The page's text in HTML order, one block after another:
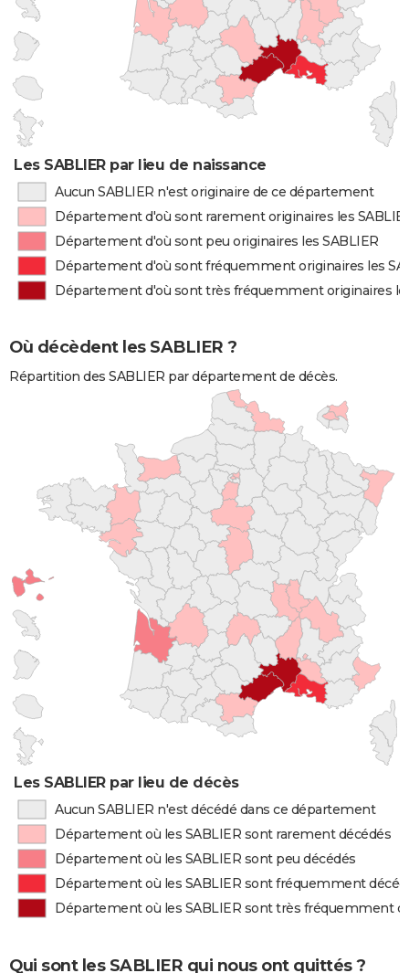
Les SABLIER par lieu de naissance
Aucun SABLIER n'est originaire de ce département
Département d'où sont rarement originaires les
Département d'où sont peu originaires les SABLIER
Département d'où sont fréquemment originaires les
Département d'où sont très fréquemment originaires
Où décèdent les SABLIER ?
Répartition des SABLIER par département de décès.
Les SABLIER par lieu de décès
Aucun SABLIER n'est décédé dans ce département
Département où les SABLIER sont rarement décédés
Département où les SABLIER sont peu décédés
Département où les SABLIER sont fréquemment
Département où les SABLIER sont très fréquemment
Qui sont les SABLIER qui nous ont quittés ?